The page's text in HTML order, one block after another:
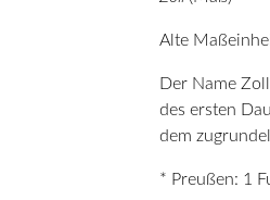
Alte
Der Name
des ersten
dem
* Preußen: 1